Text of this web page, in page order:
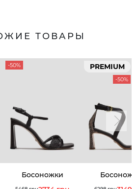
ТОВАРЫ
-50%
Босоножки
PREMIUM
-50%